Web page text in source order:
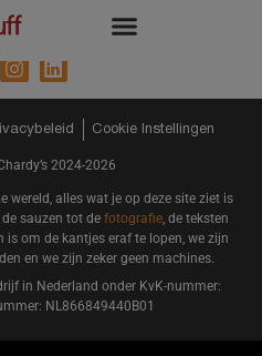
hot sauces, hot jams and chilli
2024-2026
Cookie Instellingen
wereld, alles wat je op deze site ziet is
sauzen tot de fotografie, de teksten
om de kantjes eraf te lopen, we zijn
en we zijn zeker geen machines.
in Nederland onder KvK-nummer:
NL866849440B01